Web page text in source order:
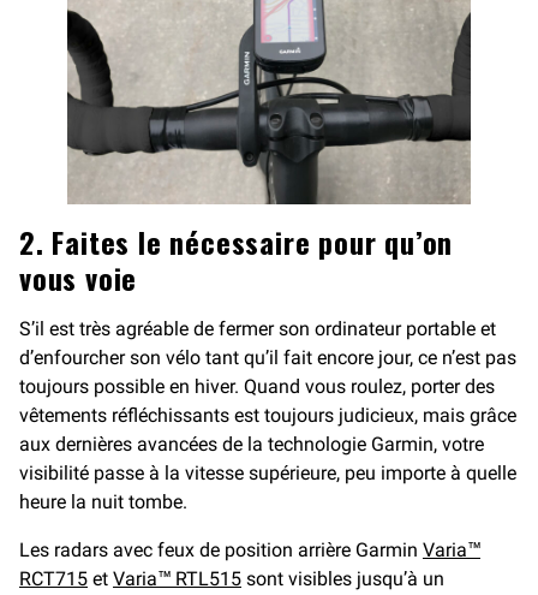
2. Faites le nécessaire pour qu’on
vous voie
S’il est très agréable de fermer son ordinateur portable et
d’enfourcher son vélo tant qu’il fait encore jour, ce n’est pas
toujours possible en hiver. Quand vous roulez, porter des
vêtements réfléchissants est toujours judicieux, mais grâce
aux dernières avancées de la technologie Garmin, votre
visibilité passe à la vitesse supérieure, peu importe à quelle
heure la nuit tombe.
Les radars avec feux de position arrière Garmin Varia™
RCT715 et Varia™ RTL515 sont visibles jusqu’à un